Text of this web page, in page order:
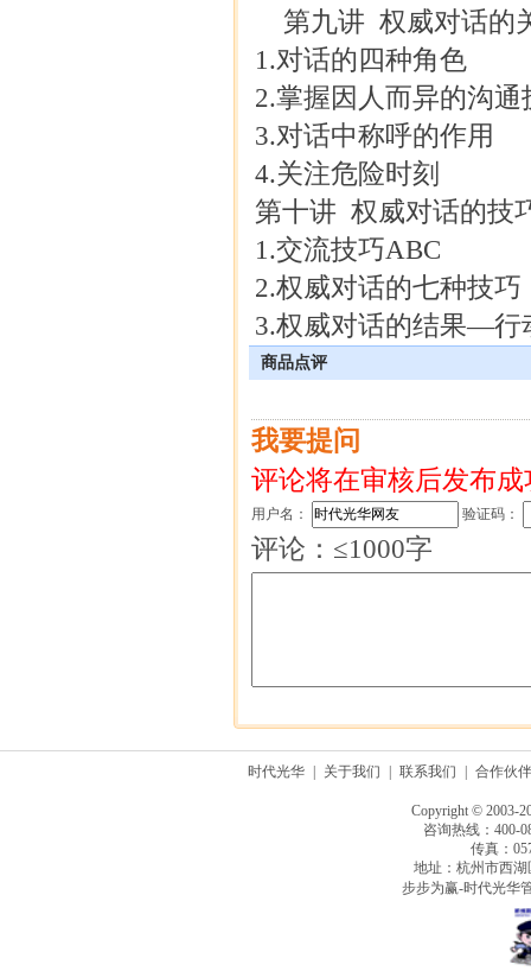
第九讲 权威对话的
1.对话的四种角色
2.掌握因人而异的沟
3.对话中称呼的作用
4.关注危险时刻
第十讲 权威对话的技
1.交流技巧ABC
2.权威对话的七种技巧
3.权威对话的结果―行
商品点评
我要提问
评论将在审核后发布成
用户名： 验证码：
评论：≤1000字
时代光华 关于我们 联系我们 合作伙伴
Copyright © 2003-
咨询热线：400-
传真：
地址：杭州市西
步步为赢-时代光华